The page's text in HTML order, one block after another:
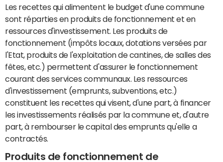
Les recettes qui alimentent le budget d'une commune
sont réparties en produits de fonctionnement et en
ressources d'investissement. Les produits de
fonctionnement (impôts locaux, dotations versées par
l'Etat, produits de l'exploitation de cantines, de salles des
fêtes, etc.) permettent d'assurer le fonctionnement
courant des services communaux. Les ressources
d'investissement (emprunts, subventions, etc.)
constituent les recettes qui visent, d'une part, à financer
les investissements réalisés par la commune et, d'autre
part, à rembourser le capital des emprunts qu'elle a
contractés.
Produits de fonctionnement de